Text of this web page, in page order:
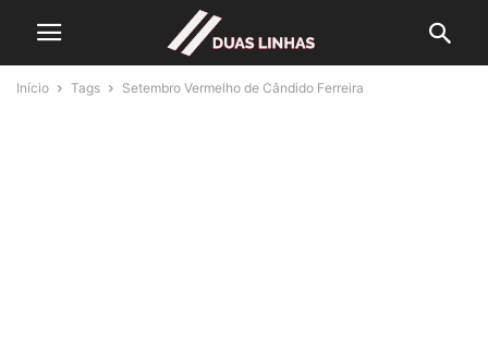
Início Tags Setembro Vermelho de Cândido Ferreira